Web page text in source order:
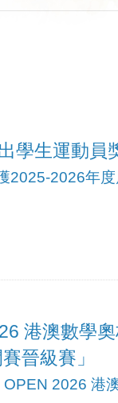
學生運動員
2025-2026年
港澳數學
晉級賽」
2026 港